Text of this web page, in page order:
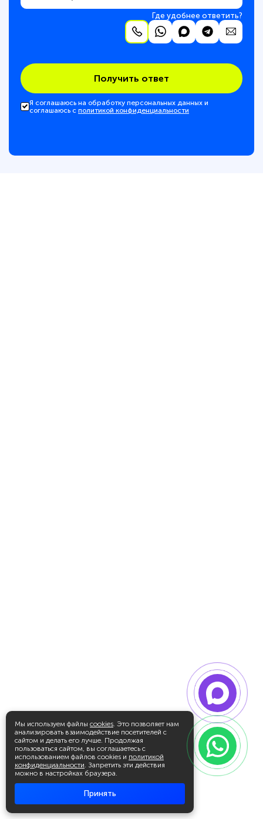
Мы используем файлы cookies. Это позволяет нам
анализировать взаимодействие посетителей с
сайтом и делать его лучше. Продолжая
пользоваться сайтом, вы соглашаетесь с
использованием файлов cookies и политикой
конфиденциальности. Запретить эти действия
можно в настройках браузера.
Принять
Где удобнее ответить?
Получить ответ
Я соглашаюсь на обработку персональных данных и
соглашаюсь с политикой конфиденциальности